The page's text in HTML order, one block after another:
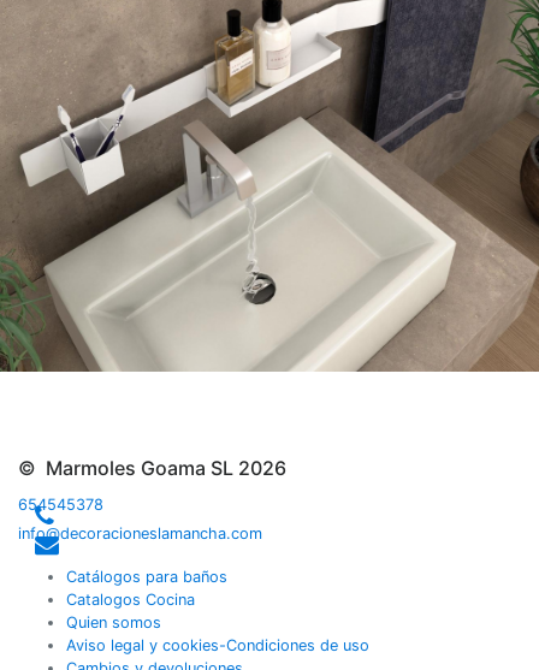
© Marmoles Goama SL 2026
654545378
info@decoracioneslamancha.com
Catálogos para baños
Catalogos Cocina
Quien somos
Aviso legal y cookies-Condiciones de uso